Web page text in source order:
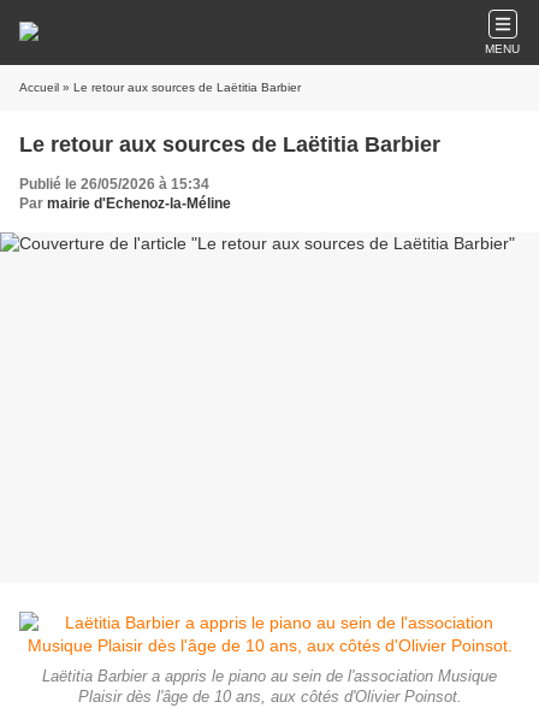
MENU
Accueil » Le retour aux sources de Laëtitia Barbier
Le retour aux sources de Laëtitia Barbier
Publié le 26/05/2026 à 15:34
Par mairie d'Echenoz-la-Méline
Laëtitia Barbier a appris le piano au sein de l'association Musique
Plaisir dès l'âge de 10 ans, aux côtés d'Olivier Poinsot.